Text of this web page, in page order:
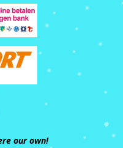
our own!